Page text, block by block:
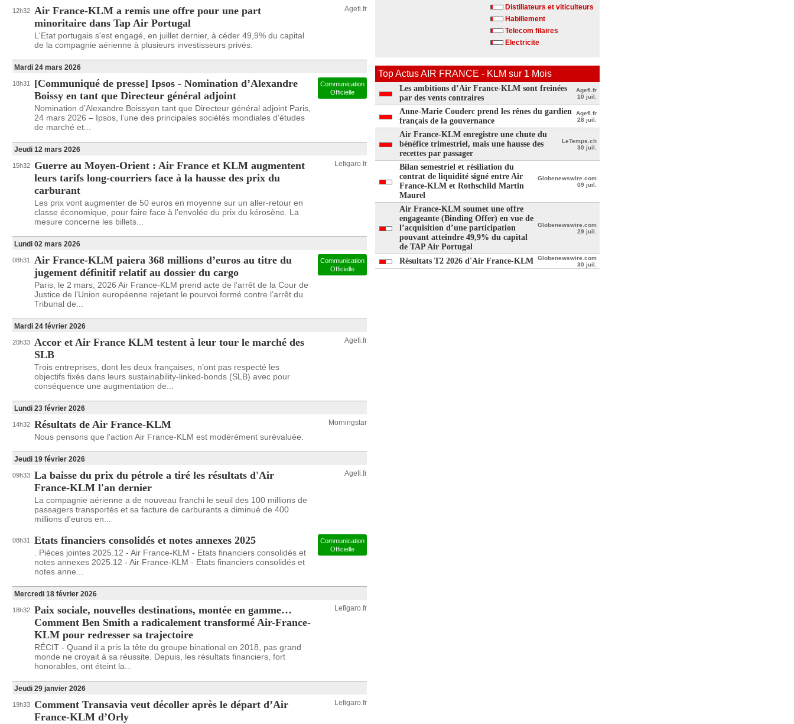
12h32 Air France-KLM a remis une offre pour une part
minoritaire dans Tap Air Portugal
L'Etat portugais s'est engagé, en juillet dernier, à céder 49,9% du capital
de la compagnie aérienne à plusieurs investisseurs privés.
Agefi.fr
Mardi 24 mars 2026
18h31
[Communiqué de presse] Ipsos - Nomination d’Alexandre
Boissy en tant que Directeur général adjoint
Nomination d’Alexandre Boissyen tant que Directeur général adjoint Paris,
24 mars 2026 – Ipsos, l’une des principales sociétés mondiales d’études
de marché et...
Communication
Officielle
Jeudi 12 mars 2026
15h32
Guerre au Moyen-Orient : Air France et KLM augmentent
leurs tarifs long-courriers face à la hausse des prix du
carburant
Les prix vont augmenter de 50 euros en moyenne sur un aller-retour en
classe économique, pour faire face à l’envolée du prix du kérosène. La
mesure concerne les billets...
Lefigaro.fr
Lundi 02 mars 2026
08h31
Air France-KLM paiera 368 millions d’euros au titre du
jugement définitif relatif au dossier du cargo
Paris, le 2 mars, 2026 Air France-KLM prend acte de l’arrêt de la Cour de
Justice de l’Union européenne rejetant le pourvoi formé contre l’arrêt du
Tribunal de...
Communication
Officielle
Mardi 24 février 2026
20h33 Accor et Air France KLM testent à leur tour le marché des
SLB
Trois entreprises, dont les deux françaises, n’ont pas respecté les
objectifs fixés dans leurs sustainability-linked-bonds (SLB) avec pour
conséquence une augmentation de...
Agefi.fr
Lundi 23 février 2026
14h32 Résultats de Air France-KLM
Nous pensons que l'action Air France-KLM est modérément surévaluée.
Morningstar
Jeudi 19 février 2026
09h33 La baisse du prix du pétrole a tiré les résultats d'Air
France-KLM l'an dernier
La compagnie aérienne a de nouveau franchi le seuil des 100 millions de
passagers transportés et sa facture de carburants a diminué de 400
millions d'euros en...
Agefi.fr
08h31 Etats financiers consolidés et notes annexes 2025
. Pièces jointes 2025.12 - Air France-KLM - Etats financiers consolidés et
notes annexes 2025.12 - Air France-KLM - Etats financiers consolidés et
notes anne...
Communication
Officielle
Mercredi 18 février 2026
18h32 Paix sociale, nouvelles destinations, montée en gamme…
Comment Ben Smith a radicalement transformé Air-France-
KLM pour redresser sa trajectoire
RÉCIT - Quand il a pris la tête du groupe binational en 2018, pas grand
monde ne croyait à sa réussite. Depuis, les résultats financiers, fort
honorables, ont éteint la...
Lefigaro.fr
Jeudi 29 janvier 2026
19h33
Comment Transavia veut décoller après le départ d’Air
France-KLM d’Orly
Lefigaro.fr
Distillateurs et viticulteurs
Habillement
Telecom filaires
Electricite
Top Actus AIR FRANCE - KLM sur 1 Mois
Les ambitions d’Air France-KLM sont freinées
par des vents contraires
Agefi.fr
10 juil.
Anne-Marie Couderc prend les rênes du gardien
français de la gouvernance
Agefi.fr
28 juil.
Air France-KLM enregistre une chute du
bénéfice trimestriel, mais une hausse des
recettes par passager
LeTemps.ch
30 juil.
Bilan semestriel et résiliation du
contrat de liquidité signé entre Air
France-KLM et Rothschild Martin
Maurel
Globenewswire.com
09 juil.
Air France-KLM soumet une offre
engageante (Binding Offer) en vue de
l’acquisition d’une participation
pouvant atteindre 49,9% du capital
de TAP Air Portugal
Globenewswire.com
29 juil.
Résultats T2 2026 d'Air France-KLM
Globenewswire.com
30 juil.